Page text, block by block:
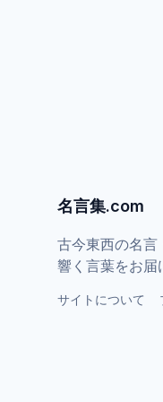
名言集.com
古今東西の名言
響く言葉をお届
サイトについて